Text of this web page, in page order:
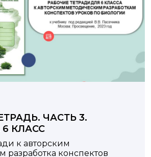
ЧАСТЬ 3.
КЛАСС
к авторским
разработка конспектов